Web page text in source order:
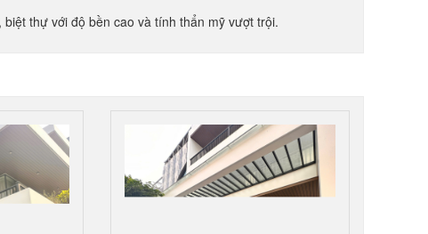
thự với độ bền cao và tính thẩn mỹ vượt trội.